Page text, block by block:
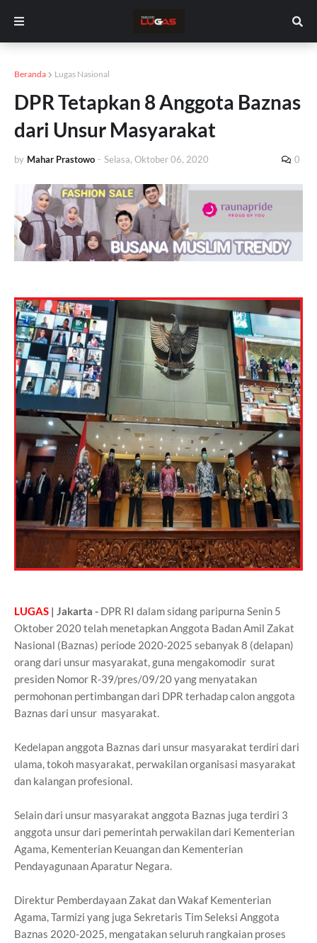
Beranda Lugas Nasional
DPR Tetapkan 8 Anggota Baznas
dari Unsur Masyarakat
by Mahar Prastowo - Selasa, Oktober 06, 2020 0
LUGAS | Jakarta - DPR RI dalam sidang paripurna Senin 5
Oktober 2020 telah menetapkan Anggota Badan Amil Zakat
Nasional (Baznas) periode 2020-2025 sebanyak 8 (delapan)
orang dari unsur masyarakat, guna mengakomodir surat
presiden Nomor R-39/pres/09/20 yang menyatakan
permohonan pertimbangan dari DPR terhadap calon anggota
Baznas dari unsur masyarakat.
Kedelapan anggota Baznas dari unsur masyarakat terdiri dari
ulama, tokoh masyarakat, perwakilan organisasi masyarakat
dan kalangan profesional.
Selain dari unsur masyarakat anggota Baznas juga terdiri 3
anggota unsur dari pemerintah perwakilan dari Kementerian
Agama, Kementerian Keuangan dan Kementerian
Pendayagunaan Aparatur Negara.
Direktur Pemberdayaan Zakat dan Wakaf Kementerian
Agama, Tarmizi yang juga Sekretaris Tim Seleksi Anggota
Baznas 2020-2025, mengatakan seluruh rangkaian proses